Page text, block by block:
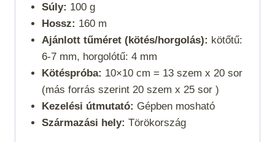
Súly: 100 g
Hossz: 160 m
Ajánlott tűméret (kötés/horgolás): kötőtű:
6-7 mm, horgolótű: 4 mm
Kötéspróba: 10×10 cm = 13 szem x 20 sor
(más forrás szerint 20 szem x 25 sor )
Kezelési útmutató: Gépben mosható
Származási hely: Törökország